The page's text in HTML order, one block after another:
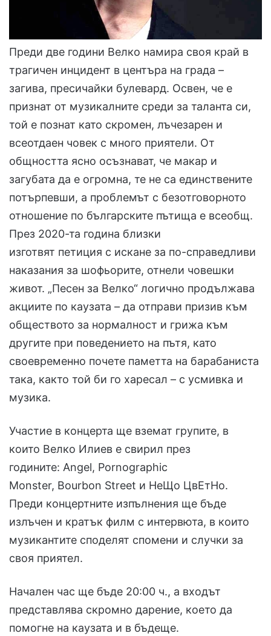
Преди две години Велко намира своя край в
трагичен инцидент в центъра на града –
загива, пресичайки булевард. Освен, че е
признат от музикалните среди за таланта си,
той е познат като скромен, лъчезарен и
всеотдаен човек с много приятели. От
общността ясно осъзнават, че макар и
загубата да е огромна, те не са единствените
потърпевши, а проблемът с безотговорното
отношение по българските пътища е всеобщ.
През 2020-та година близки
изготвят петиция с искане за по-справедливи
наказания за шофьорите, отнели човешки
живот. „Песен за Велко“ логично продължава
акциите по каузата – да отправи призив към
обществото за нормалност и грижа към
другите при поведението на пътя, като
своевременно почете паметта на барабаниста
така, както той би го харесал – с усмивка и
музика.
Участие в концерта ще вземат групите, в
които Велко Илиев е свирил през
годините: Angel, Pornographic
Monster, Bourbon Street и НеЩо ЦвЕтНо.
Преди концертните изпълнения ще бъде
излъчен и кратък филм с интервюта, в които
музикантите споделят спомени и случки за
своя приятел.
Начален час ще бъде 20:00 ч., а входът
представлява скромно дарение, което да
помогне на каузата и в бъдеще.